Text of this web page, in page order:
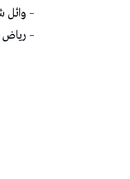
– وائل
– رياض